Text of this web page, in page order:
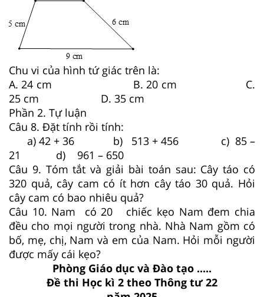
Chu vi của hình tứ giác trên là:
A. 24 cm B. 20 cm C.
25 cm D. 35 cm
Phần 2. Tự luận
Câu 8. Đặt tính rồi tính:
a) 42 + 36 b) 513 + 456 c) 85 –
21 d) 961 – 650
Câu 9. Tóm tắt và giải bài toán sau: Cây táo có
320 quả, cây cam có ít hơn cây táo 30 quả. Hỏi
cây cam có bao nhiêu quả?
Câu 10. Nam có 20 chiếc kẹo Nam đem chia
đều cho mọi người trong nhà. Nhà Nam gồm có
bố, mẹ, chị, Nam và em của Nam. Hỏi mỗi người
được mấy cái kẹo?
Phòng Giáo dục và Đào tạo .....
Đề thi Học kì 2 theo Thông tư 22